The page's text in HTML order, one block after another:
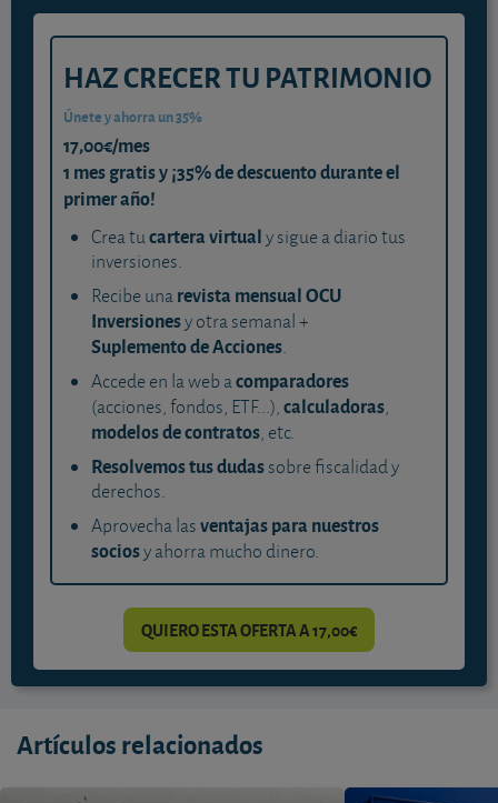
HAZ CRECER TU PATRIMONIO
Únete y ahorra un 35%
17,00€/mes
1 mes gratis y ¡35% de descuento durante el
primer año!
Crea tucartera virtualy sigue a diario tus
inversiones.
Recibe unarevista mensual OCU
Inversionesy otra semanal +
Suplemento de Acciones.
Accede en la web acomparadores
(acciones, fondos, ETF...),calculadoras,
modelos de contratos, etc.
Resolvemos tus dudassobre fiscalidad y
derechos.
Aprovecha lasventajas para nuestros
sociosy ahorra mucho dinero.
QUIERO ESTA OFERTA A 17,00€
Artículos relacionados